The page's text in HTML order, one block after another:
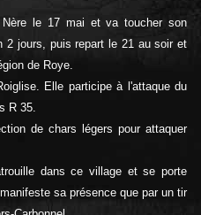
Nère le 17 mai et va toucher son
2 jours, puis repart le 21 au soir et
de Roye.
Elle participe à l'attaque du
R 35.
de chars légers pour attaquer
dans ce village et se porte
sa présence que par un tir